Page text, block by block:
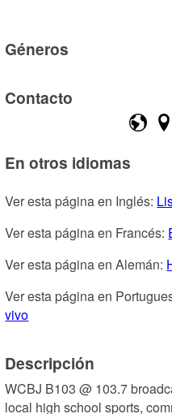
Géneros
Contacto
En otros idiomas
Ver esta página en Inglés:
Ver esta página en Francés:
Ver esta página en Alemán:
Ver esta página en
vivo
Descripción
WCBJ B103 @ 103.7
local high school sports,